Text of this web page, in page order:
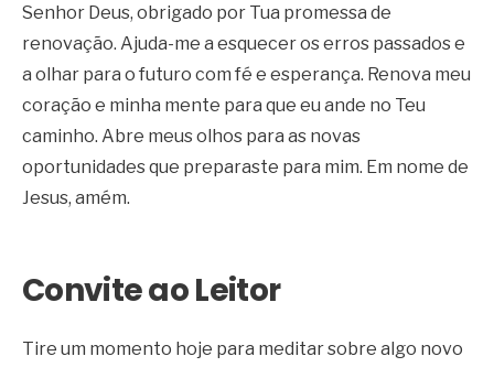
Senhor Deus, obrigado por Tua promessa de
renovação. Ajuda-me a esquecer os erros passados e
a olhar para o futuro com fé e esperança. Renova meu
coração e minha mente para que eu ande no Teu
caminho. Abre meus olhos para as novas
oportunidades que preparaste para mim. Em nome de
Jesus, amém.
Convite ao Leitor
Tire um momento hoje para meditar sobre algo novo